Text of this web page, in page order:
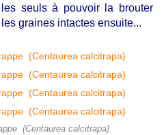
seuls à pouvoir la brouter
graines intactes ensuite...
(Centaurea calcitrapa)